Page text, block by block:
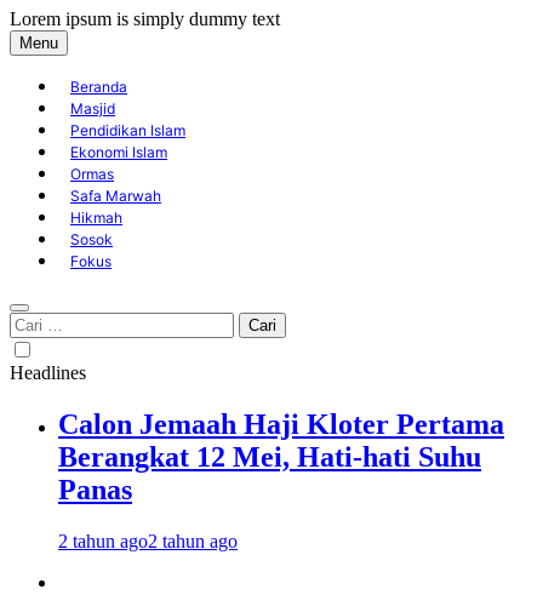
Lorem ipsum is simply dummy text
Menu
Beranda
Masjid
Pendidikan Islam
Ekonomi Islam
Ormas
Safa Marwah
Hikmah
Sosok
Fokus
Cari
untuk:
Headlines
Calon Jemaah Haji Kloter Pertama
Berangkat 12 Mei, Hati-hati Suhu
Panas
2 tahun ago2 tahun ago